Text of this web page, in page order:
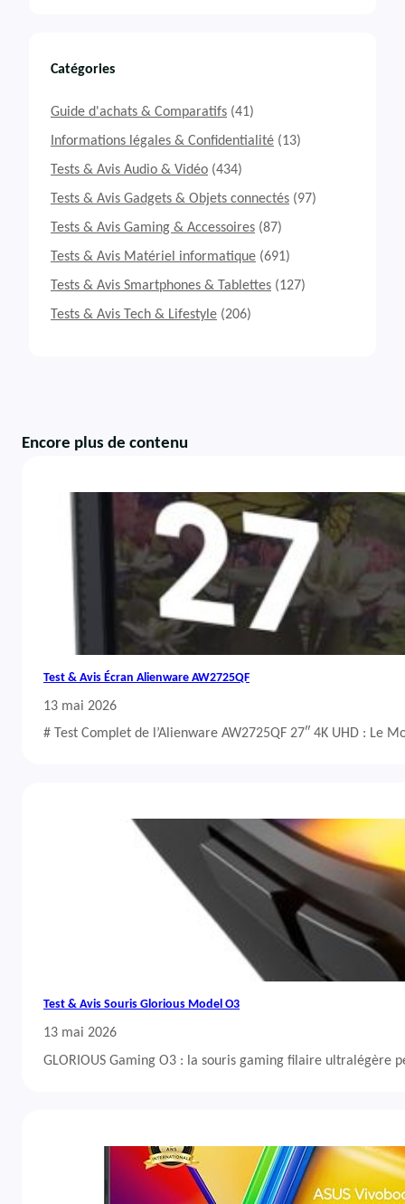
Catégories
Guide d'achats & Comparatifs (41)
Informations légales & Confidentialité (13)
Tests & Avis Audio & Vidéo (434)
Tests & Avis Gadgets & Objets connectés (97)
Tests & Avis Gaming & Accessoires (87)
Tests & Avis Matériel informatique (691)
Tests & Avis Smartphones & Tablettes (127)
Tests & Avis Tech & Lifestyle (206)
Encore plus de contenu
Test & Avis Écran Alienware AW2725QF
13 mai 2026
# Test Complet de l’Alienware AW2725QF 27″ 4K UHD : Le
Test & Avis Souris Glorious Model O3
13 mai 2026
GLORIOUS Gaming O3 : la souris gaming filaire ultralégère